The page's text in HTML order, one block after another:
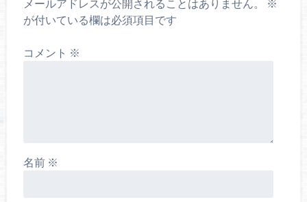
メールアドレスが公開されることはありません。
※
が付いている欄は必須項目です
コメント ※
名前 ※